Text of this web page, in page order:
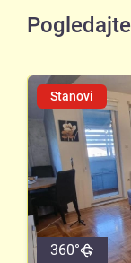
Stanovi
360°